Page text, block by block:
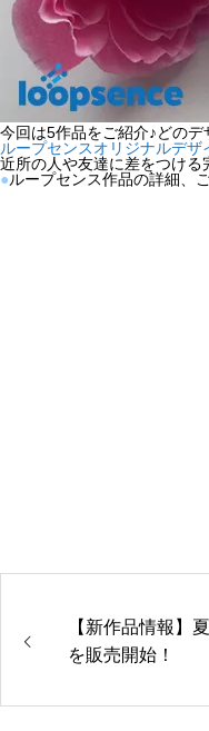
今回は5作品をご紹介♪どのデ
ループセンスオリジナルデザ
近所の人や友達に差をつけ
●ループセンス作品の詳細、
【新作品情報】
を販売開始！